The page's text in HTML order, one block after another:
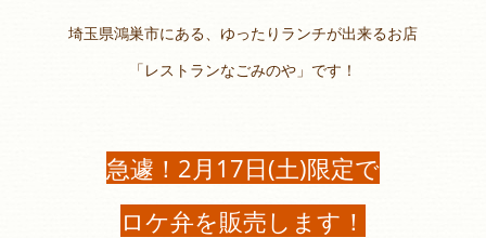
埼玉県鴻巣市にある、ゆったりランチが出来るお店
「レストランなごみのや」です！
急遽！2月17日(土)限定で
ロケ弁を販売します！